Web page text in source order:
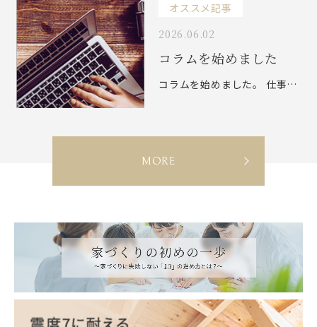
S
N
オススメ記事
2026.06.02
コラムを始めました
コラムを始めました。 仕事のことなどを綴っていきたいと思います。
MORE